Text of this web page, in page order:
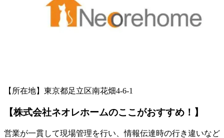
【所在地】東京都足立区南花畑4-6-1
【株式会社ネオレホームのここがおすすめ！】
営業が一貫して現場管理を行い、情報伝達時の行き違いなど